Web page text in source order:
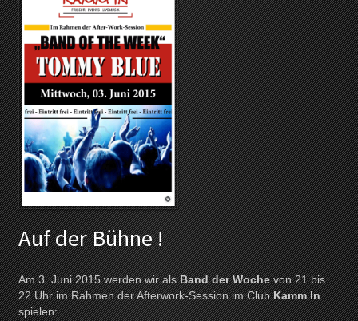
Auf der Bühne !
Am 3. Juni 2015 werden wir alsBand der Wochevon 21 bis
22 Uhr im Rahmen der Afterwork-Session im ClubKamm In
spielen: